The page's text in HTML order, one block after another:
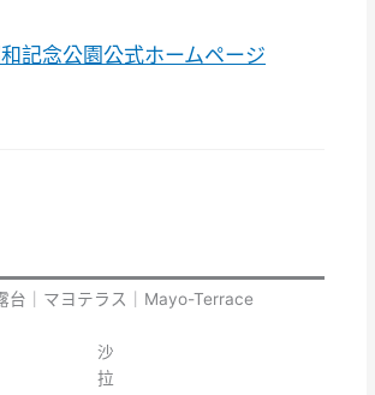
記念公園公式ホームページ
台｜マヨテラス｜Mayo-Terrace
沙
拉